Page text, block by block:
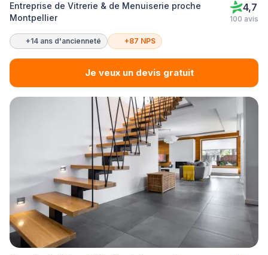
Entreprise de Vitrerie & de Menuiserie proche
Montpellier
4,7
100 avis
+14 ans d'ancienneté +87 NPS
Je veux un devis gratuit